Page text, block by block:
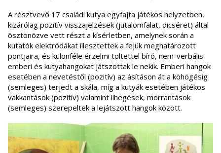
A résztvevő 17 családi kutya egyfajta játékos helyzetben,
kizárólag pozitív visszajelzések (jutalomfalat, dicséret) által
ösztönözve vett részt a kísérletben, amelynek során a
kutatók elektródákat illesztettek a fejük meghatározott
pontjaira, és különféle érzelmi töltettel bíró, nem-verbális
emberi és kutyahangokat játszottak le nekik. Emberi hangok
esetében a nevetéstől (pozitív) az ásításon át a köhögésig
(semleges) terjedt a skála, míg a kutyák esetében játékos
vakkantások (pozitív) valamint lihegések, morrantások
(semleges) szerepeltek a lejátszott hangok között.